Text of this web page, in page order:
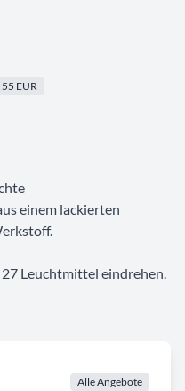
EUR
Alle Angebote
einem lackierten
27 Leuchtmittel eindrehen.